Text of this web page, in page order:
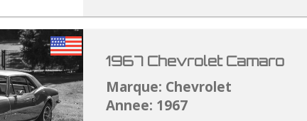
1967 Chevrolet Camaro
Marque: Chevrolet
Annee: 1967